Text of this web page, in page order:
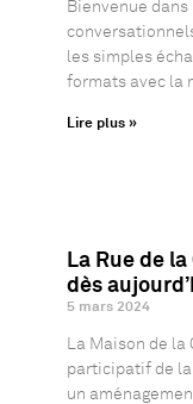
Bienvenue
les simples
formats avec la
Lire plus »
La Rue de
dès
5 mars 2024
La Maison de
participatif de la
un